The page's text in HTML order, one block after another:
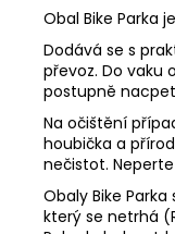
Obal Bike Parka
Dodává se s
převoz. Do vaku
postupně
Na očištění
houbička a
nečistot.
Obaly Bike
který se netrhá